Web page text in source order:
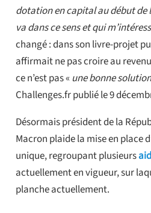
dotation en capital au début de
va dans ce sens et qui
changé : dans son livre-projet
affirmait ne pas croire au
ce n’est pas « une bonne solution
Challenges.fr publié le 9
Désormais président de la
Macron plaide la mise en place
unique, regroupant plusieurs
actuellement en vigueur, sur
planche actuellement.